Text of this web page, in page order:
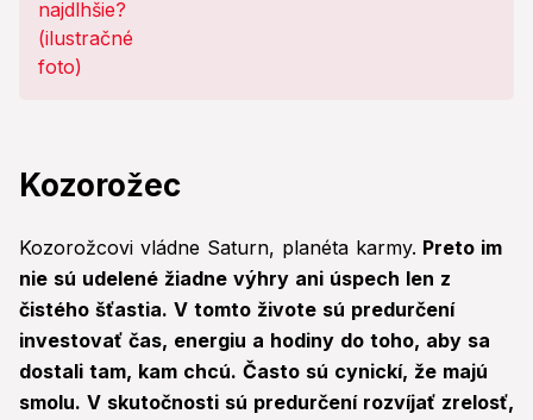
Kozorožec
Kozorožcovi vládne Saturn, planéta karmy. Preto im
nie sú udelené žiadne výhry ani úspech len z
čistého šťastia. V tomto živote sú predurčení
investovať čas, energiu a hodiny do toho, aby sa
dostali tam, kam chcú. Často sú cynickí, že majú
smolu. V skutočnosti sú predurčení rozvíjať zrelosť,